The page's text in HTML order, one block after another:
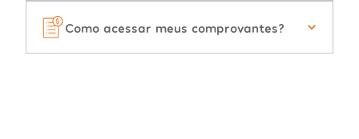
Como acessar meus comprovantes?